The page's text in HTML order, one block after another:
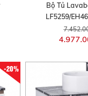
Bộ Tủ
LF5259/
-20%